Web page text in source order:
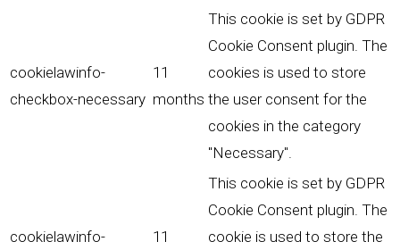
cookielawinfo-
checkbox-necessary
11
months
This cookie is set by GDPR
Cookie Consent plugin. The
cookies is used to store
the user consent for the
cookies in the category
"Necessary".
cookielawinfo-
11
This cookie is set by GDPR
Cookie Consent plugin. The
cookie is used to store the